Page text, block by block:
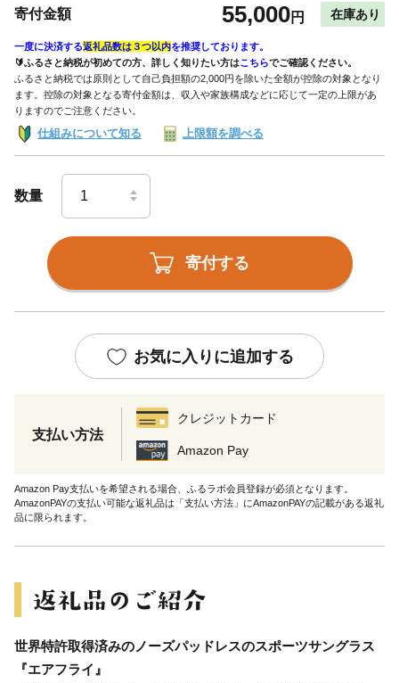
寄付金額 55,000円 在庫あり
一度に決済する返礼品数は３つ以内を推奨しております。
🔰ふるさと納税が初めての方、詳しく知りたい方はこちらでご確認ください。
ふるさと納税では原則として自己負担額の2,000円を除いた全額が控除の対象となり
ます。控除の対象となる寄付金額は、収入や家族構成などに応じて一定の上限があ
りますのでご注意ください。
仕組みについて知る 上限額を調べる
数量
寄付する
お気に入りに追加する
支払い方法
クレジットカード
Amazon Pay
Amazon Pay支払いを希望される場合、ふるラボ会員登録が必須となります。
AmazonPAYの支払い可能な返礼品は「支払い方法」にAmazonPAYの記載がある返礼
品に限られます。
世界特許取得済みのノーズパッドレスのスポーツサングラス
『エアフライ』